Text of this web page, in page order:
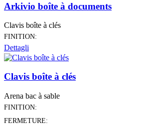
Arkivio boîte à documents
Clavis boîte à clés
FINITION:
Dettagli
Clavis boîte à clés
Arena bac à sable
FINITION:
FERMETURE: